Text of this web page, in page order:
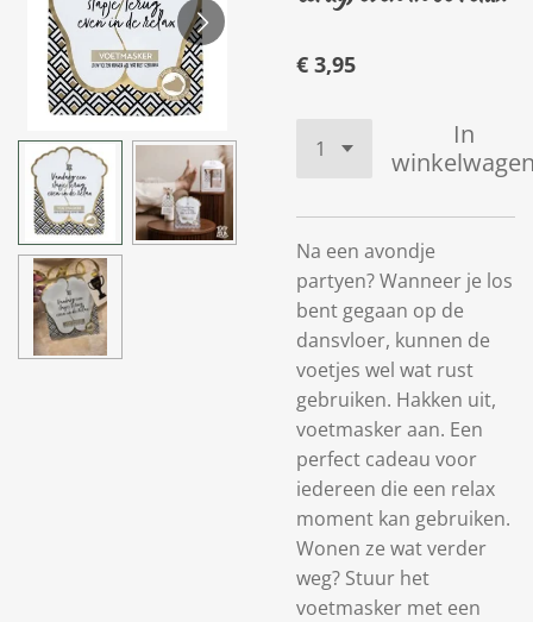
€ 3,95
In
Na een avondje
partyen? Wanneer je los
bent gegaan op de
dansvloer, kunnen de
voetjes wel wat rust
gebruiken. Hakken uit,
voetmasker aan. Een
perfect cadeau voor
iedereen die een relax
moment kan gebruiken.
Wonen ze wat verder
weg? Stuur het
voetmasker met een